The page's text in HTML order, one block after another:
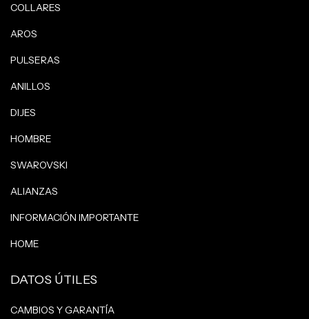
COLLARES
AROS
PULSERAS
ANILLOS
DIJES
HOMBRE
SWAROVSKI
ALIANZAS
INFORMACIÓN IMPORTANTE
HOME
DATOS ÚTILES
CAMBIOS Y GARANTÍA